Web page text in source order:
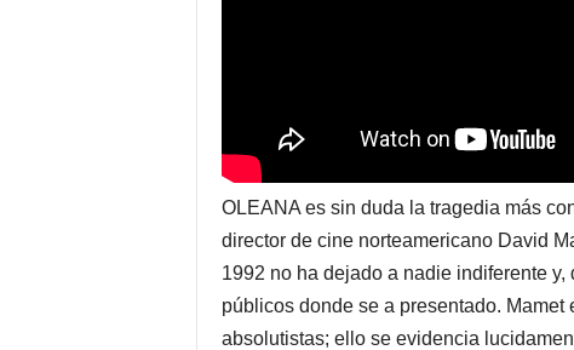
OLEANA es sin duda la tragedia más
director de cine norteamericano David
1992 no ha dejado a nadie indiferente
públicos donde se a presentado.
absolutistas; ello se evidencia